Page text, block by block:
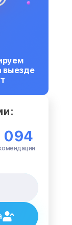
выезде
094